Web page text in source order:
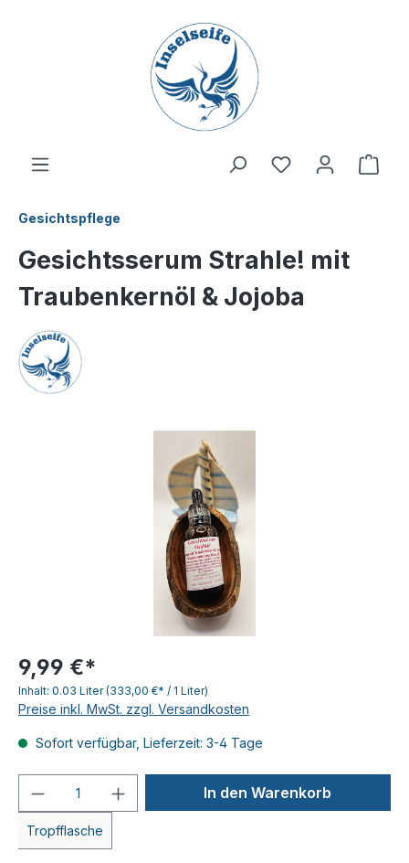
Gesichtspflege
Gesichtsserum Strahle! mit
Traubenkernöl & Jojoba
9,99 €*
Inhalt: 0.03 Liter(333,00 €* / 1 Liter)
Preise inkl. MwSt. zzgl. Versandkosten
Sofort verfügbar, Lieferzeit: 3-4 Tage
Produkt Anzahl: Gib den
Tropfflasche
In den Warenkorb